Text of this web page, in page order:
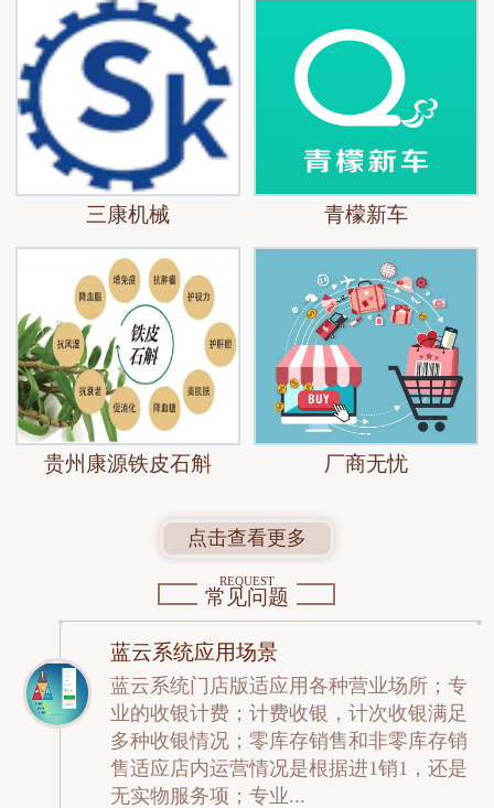
三康机械 青檬新车
贵州康源铁皮石斛 厂商无忧
点击查看更多
REQUEST
常见问题
蓝云系统应用场景
蓝云系统门店版适应用各种营业场所；专
业的收银计费；计费收银，计次收银满足
多种收银情况；零库存销售和非零库存销
售适应店内运营情况是根据进1销1，还是
无实物服务项；专业...